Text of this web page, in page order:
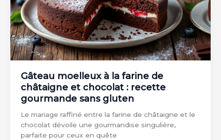
recette
saine
et
gourmande
Gâteau moelleux à la farine de
châtaigne et chocolat : recette
gourmande sans gluten
Le mariage raffiné entre la farine de châtaigne et le
chocolat dévoile une gourmandise singulière,
parfaite pour ceux en quête